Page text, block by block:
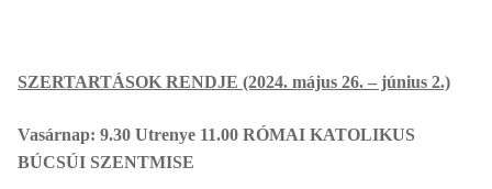
SZERTARTÁSOK RENDJE (2024. május 26. – június 2.)
Vasárnap: 9.30 Utrenye 11.00 RÓMAI KATOLIKUS
BÚCSÚI SZENTMISE